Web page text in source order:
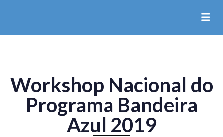
Workshop Nacional do
Programa Bandeira
Azul 2019